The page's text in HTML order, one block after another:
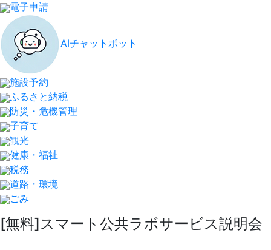
電子申請
AIチャットボット
施設予約
ふるさと納税
防災・危機管理
子育て
観光
健康・福祉
税務
道路・環境
ごみ
[無料]スマート公共ラボサービス説明会